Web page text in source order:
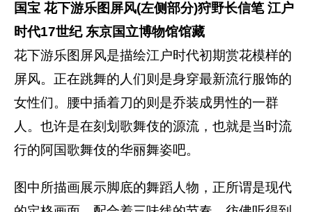
国宝 花下游乐图屏风(左侧部分)狩野长信笔 江户
时代17世纪 东京国立博物馆馆藏
花下游乐图屏风是描绘江户时代初期赏花模样的
屏风。正在跳舞的人们则是身穿最新流行服饰的
女性们。腰中插着刀的则是乔装成男性的一群
人。也许是在刻划歌舞伎的源流，也就是当时流
行的阿国歌舞伎的华丽舞姿吧。
图中所描画展示脚底的舞蹈人物，正所谓是现代